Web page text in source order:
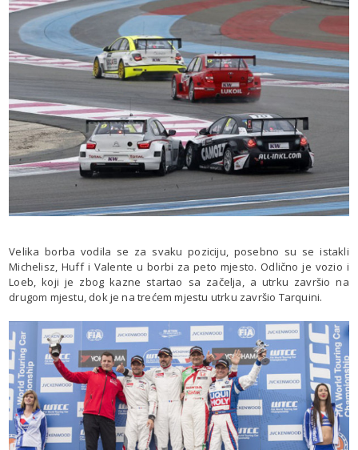
Velika borba vodila se za svaku poziciju, posebno su se istakli
Michelisz, Huff i Valente u borbi za peto mjesto. Odlično je vozio i
Loeb, koji je zbog kazne startao sa začelja, a utrku završio na
drugom mjestu, dok je na trećem mjestu utrku završio Tarquini.